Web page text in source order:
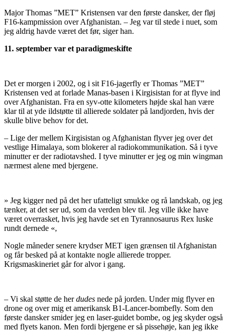
Major Thomas ”MET” Kristensen var den første dansker, der fløj
F16-kampmission over Afghanistan. – Jeg var til stede i nuet, som
jeg aldrig havde været det før, siger han.
11. september var et paradigmeskifte
Det er morgen i 2002, og i sit F16-jagerfly er Thomas ”MET”
Kristensen ved at forlade Manas-basen i Kirgisistan for at flyve ind
over Afghanistan. Fra en syv-otte kilometers højde skal han være
klar til at yde ildstøtte til allierede soldater på landjorden, hvis der
skulle blive behov for det.
– Lige der mellem Kirgisistan og Afghanistan flyver jeg over det
vestlige Himalaya, som blokerer al radiokommunikation. Så i tyve
minutter er der radiotavshed. I tyve minutter er jeg og min wingman
nærmest alene med bjergene.
» Jeg kigger ned på det her ufatteligt smukke og rå landskab, og jeg
tænker, at det ser ud, som da verden blev til. Jeg ville ikke have
været overrasket, hvis jeg havde set en Tyrannosaurus Rex luske
rundt dernede «,
Nogle måneder senere krydser MET igen grænsen til Afghanistan
og får besked på at kontakte nogle allierede tropper.
Krigsmaskineriet går for alvor i gang.
– Vi skal støtte de herdudes nede på jorden. Under mig flyver en
drone og over mig et amerikansk B1-Lancer-bombefly. Som den
første dansker smider jeg en laser-guidet bombe, og jeg skyder også
med flyets kanon. Men fordi bjergene er så pissehøje, kan jeg ikke